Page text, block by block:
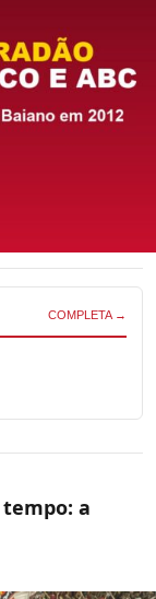
COMPLETA →
a